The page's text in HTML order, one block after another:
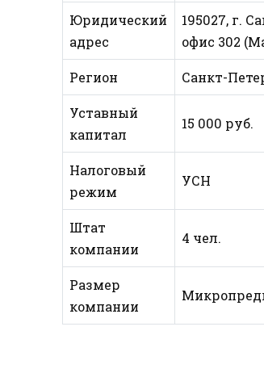
Юридический
адрес
195027, г.
офис 302
Регион Санкт-
Уставный
капитал
15 000 руб.
Налоговый
режим
УСН
Штат
компании
4 чел.
Размер
компании